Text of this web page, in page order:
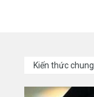
Kiến thức chung